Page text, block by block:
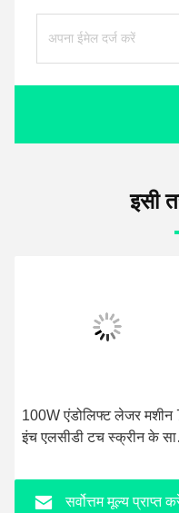
इसी
100W एंडोलिफ्ट लेजर मशीन
इंच एलसीडी टच स्क्रीन के
सर्वोत्तम मूल्य प्राप्त